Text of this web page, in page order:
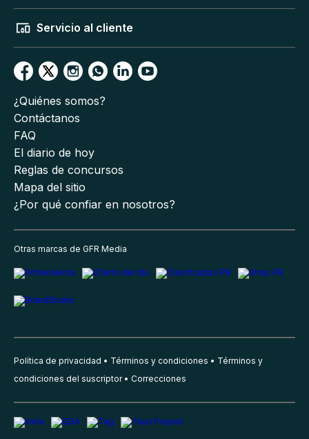
Servicio al cliente
¿Quiénes somos?
Contáctanos
FAQ
El diario de hoy
Reglas de concursos
Mapa del sitio
¿Por qué confiar en nosotros?
Otras marcas de GFR Media
Política de privacidad Términos y condiciones
Términos y
condiciones del suscriptor
Correcciones